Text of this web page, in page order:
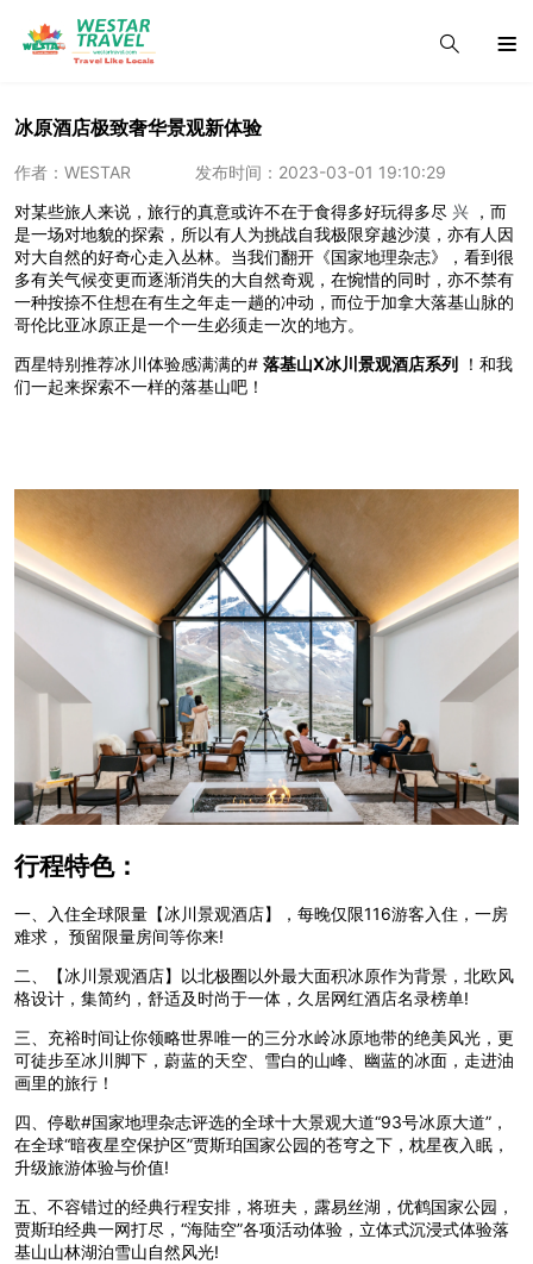
冰原酒店极致奢华景观新体验
作者：WESTAR
发布时间：2023-03-01 19:10:29
对某些旅人来说，旅行的真意或许不在于食得多好玩得多尽 兴 ，而
是一场对地貌的探索，所以有人为挑战自我极限穿越沙漠，亦有人因
对大自然的好奇心走入丛林。当我们翻开《国家地理杂志》，看到很
多有关气候变更而逐渐消失的大自然奇观，在惋惜的同时，亦不禁有
一种按捺不住想在有生之年走一趟的冲动，而位于加拿大落基山脉的
哥伦比亚冰原正是一个一生必须走一次的地方。
西星特别推荐冰川体验感满满的# 落基山X冰川景观酒店系列 ！和我
们一起来探索不一样的落基山吧！
行程特色：
一、入住全球限量【冰川景观酒店】，每晚仅限116游客入住，一房
难求， 预留限量房间等你来!
二、【冰川景观酒店】以北极圈以外最大面积冰原作为背景，北欧风
格设计，集简约，舒适及时尚于一体，久居网红酒店名录榜单!
三、充裕时间让你领略世界唯一的三分水岭冰原地带的绝美风光，更
可徒步至冰川脚下，蔚蓝的天空、雪白的山峰、幽蓝的冰面，走进油
画里的旅行！
四、停歇#国家地理杂志评选的全球十大景观大道“93号冰原大道”，
在全球“暗夜星空保护区”贾斯珀国家公园的苍穹之下，枕星夜入眠，
升级旅游体验与价值!
五、不容错过的经典行程安排，将班夫，露易丝湖，优鹤国家公园，
贾斯珀经典一网打尽，“海陆空”各项活动体验，立体式沉浸式体验落
基山山林湖泊雪山自然风光!